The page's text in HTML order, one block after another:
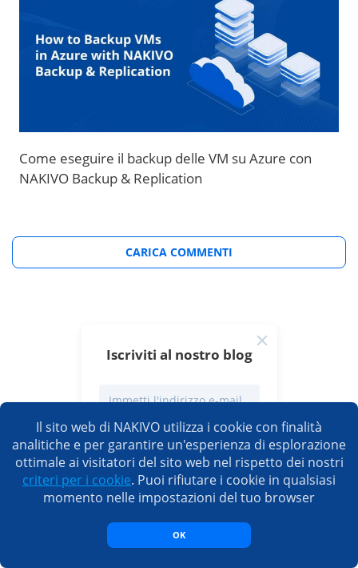
Come eseguire il backup delle VM su Azure con
NAKIVO Backup & Replication
CARICA COMMENTI
Iscriviti al nostro blog
ISCRIVITI
Il sito web di NAKIVO utilizza i cookie con finalità
analitiche e per garantire un'esperienza di esplorazione
ottimale ai visitatori del sito web nel rispetto dei nostri
criteri per i cookie. Puoi rifiutare i cookie in qualsiasi
momento nelle impostazioni del tuo browser
OK